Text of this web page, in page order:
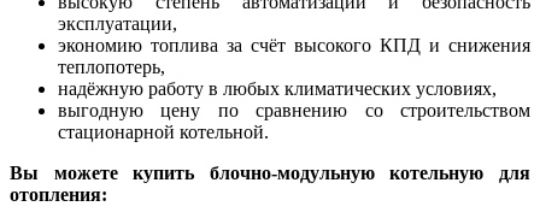
эксплуатации,
экономию топлива за счёт высокого КПД и снижения
теплопотерь,
надёжную работу в любых климатических условиях,
выгодную цену по сравнению со строительством
стационарной котельной.
Вы можете купить блочно-модульную котельную для
отопления: